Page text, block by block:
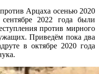
Арцаха осенью 2020
2022 года были
против мирного
Приведём пока два
в октябре 2020 года